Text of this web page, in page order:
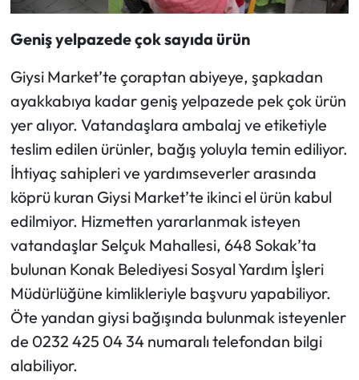
Geniş yelpazede çok sayıda ürün
Giysi Market’te çoraptan abiyeye, şapkadan
ayakkabıya kadar geniş yelpazede pek çok ürün
yer alıyor. Vatandaşlara ambalaj ve etiketiyle
teslim edilen ürünler, bağış yoluyla temin ediliyor.
İhtiyaç sahipleri ve yardımseverler arasında
köprü kuran Giysi Market’te ikinci el ürün kabul
edilmiyor. Hizmetten yararlanmak isteyen
vatandaşlar Selçuk Mahallesi, 648 Sokak’ta
bulunan Konak Belediyesi Sosyal Yardım İşleri
Müdürlüğüne kimlikleriyle başvuru yapabiliyor.
Öte yandan giysi bağışında bulunmak isteyenler
de 0232 425 04 34 numaralı telefondan bilgi
alabiliyor.